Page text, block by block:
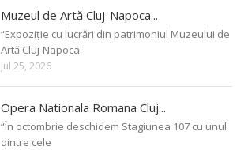
Muzeul de Artă Cluj-Napoca...
“Expoziție cu lucrări din patrimoniul Muzeului de
Artă Cluj-Napoca
Jul 25, 2026
Opera Nationala Romana Cluj...
“În octombrie deschidem Stagiunea 107 cu unul
dintre cele